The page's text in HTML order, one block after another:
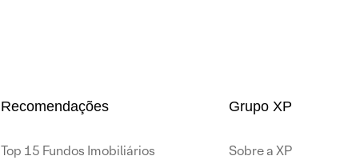
Recomendações
Top 15 Fundos Imobiliários
Grupo XP
Sobre a XP